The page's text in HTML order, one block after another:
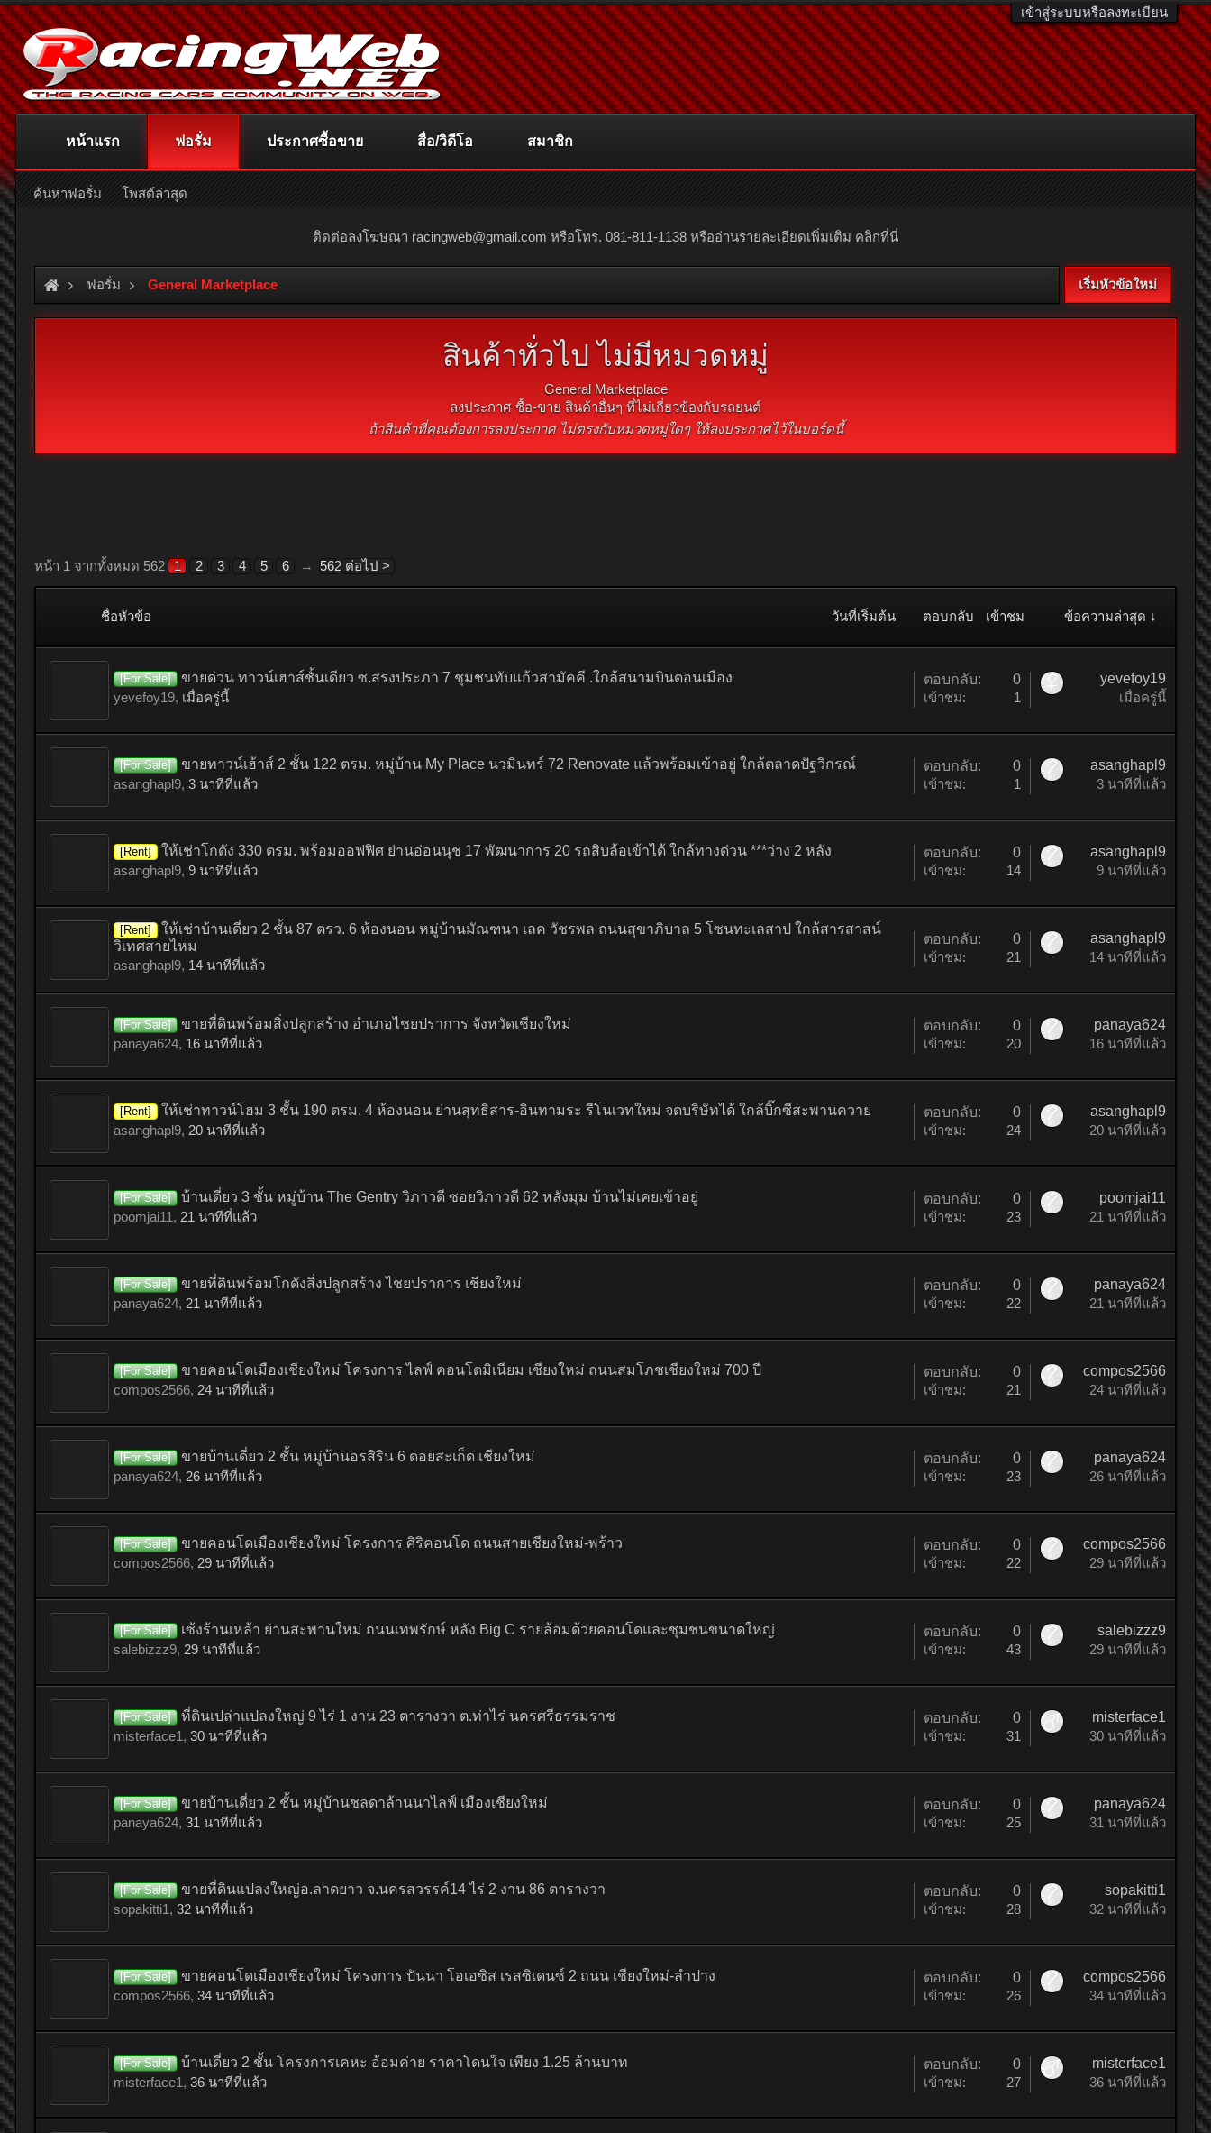
เข้าสู่ระบบหรือลงทะเบียน
ติดต่อลงโฆษณา racingweb@gmail.com หรือโทร. 081-811-1138 หรืออ่านรายละเอียดเพิ่มเติม คลิกที่นี่
เริ่มหัวข้อใหม่
ฟอรั่ม General Marketplace
สินค้าทั่วไป ไม่มีหมวดหมู่
General Marketplace
ลงประกาศ ซื้อ-ขาย สินค้าอื่นๆ ที่ไม่เกี่ยวข้องกับรถยนต์
ถ้าสินค้าที่คุณต้องการลงประกาศ ไม่ตรงกับหมวดหมู่ใดๆ ให้ลงประกาศไว้ในบอร์ดนี้
หน้า 1 จากทั้งหมด 562 1 2 3 4 5 6 → 562 ต่อไป >
ชื่อหัวข้อ วันที่เริ่มต้น ตอบกลับ เข้าชม ข้อความล่าสุด ↓
[For Sale]
ขายด่วน ทาวน์เฮาส์ชั้นเดียว ซ.สรงประภา 7 ชุมชนทับแก้วสามัคคี .ใกล้สนามบินดอนเมือง
yevefoy19, เมื่อครู่นี้
ตอบกลับ:
0
เข้าชม:
1
yevefoy19
เมื่อครู่นี้
[For Sale]
ขายทาวน์เฮ้าส์ 2 ชั้น 122 ตรม. หมู่บ้าน My Place นวมินทร์ 72 Renovate แล้วพร้อมเข้าอยู่ ใกล้ตลาดปัฐวิกรณ์
asanghapl9, 3 นาทีที่แล้ว
ตอบกลับ:
0
เข้าชม:
1
asanghapl9
3 นาทีที่แล้ว
[Rent]
ให้เช่าโกดัง 330 ตรม. พร้อมออฟฟิศ ย่านอ่อนนุช 17 พัฒนาการ 20 รถสิบล้อเข้าได้ ใกล้ทางด่วน ***ว่าง 2 หลัง
asanghapl9, 9 นาทีที่แล้ว
ตอบกลับ:
0
เข้าชม:
14
asanghapl9
9 นาทีที่แล้ว
[Rent]
ให้เช่าบ้านเดี่ยว 2 ชั้น 87 ตรว. 6 ห้องนอน หมู่บ้านมัณฑนา เลค วัชรพล ถนนสุขาภิบาล 5 โซนทะเลสาป ใกล้สารสาสน์
วิเทศสายไหม
asanghapl9, 14 นาทีที่แล้ว
ตอบกลับ:
0
เข้าชม:
21
asanghapl9
14 นาทีที่แล้ว
[For Sale]
ขายที่ดินพร้อมสิ่งปลูกสร้าง อำเภอไชยปราการ จังหวัดเชียงใหม่
panaya624, 16 นาทีที่แล้ว
ตอบกลับ:
0
เข้าชม:
20
panaya624
16 นาทีที่แล้ว
[Rent]
ให้เช่าทาวน์โฮม 3 ชั้น 190 ตรม. 4 ห้องนอน ย่านสุทธิสาร-อินทามระ รีโนเวทใหม่ จดบริษัทได้ ใกล้บิ๊กซีสะพานควาย
asanghapl9, 20 นาทีที่แล้ว
ตอบกลับ:
0
เข้าชม:
24
asanghapl9
20 นาทีที่แล้ว
[For Sale]
บ้านเดี่ยว 3 ชั้น หมู่บ้าน The Gentry วิภาวดี ซอยวิภาวดี 62 หลังมุม บ้านไม่เคยเข้าอยู่
poomjai11, 21 นาทีที่แล้ว
ตอบกลับ:
0
เข้าชม:
23
poomjai11
21 นาทีที่แล้ว
[For Sale]
ขายที่ดินพร้อมโกดังสิ่งปลูกสร้าง ไชยปราการ เชียงใหม่
panaya624, 21 นาทีที่แล้ว
ตอบกลับ:
0
เข้าชม:
22
panaya624
21 นาทีที่แล้ว
[For Sale]
ขายคอนโดเมืองเชียงใหม่ โครงการ ไลฟ์ คอนโดมิเนียม เชียงใหม่ ถนนสมโภชเชียงใหม่ 700 ปี
compos2566, 24 นาทีที่แล้ว
ตอบกลับ:
0
เข้าชม:
21
compos2566
24 นาทีที่แล้ว
[For Sale]
ขายบ้านเดี่ยว 2 ชั้น หมู่บ้านอรสิริน 6 ดอยสะเก็ด เชียงใหม่
panaya624, 26 นาทีที่แล้ว
ตอบกลับ:
0
เข้าชม:
23
panaya624
26 นาทีที่แล้ว
[For Sale]
ขายคอนโดเมืองเชียงใหม่ โครงการ ศิริคอนโด ถนนสายเชียงใหม่-พร้าว
compos2566, 29 นาทีที่แล้ว
ตอบกลับ:
0
เข้าชม:
22
compos2566
29 นาทีที่แล้ว
[For Sale]
เซ้งร้านเหล้า ย่านสะพานใหม่ ถนนเทพรักษ์ หลัง Big C รายล้อมด้วยคอนโดและชุมชนขนาดใหญ่
salebizzz9, 29 นาทีที่แล้ว
ตอบกลับ:
0
เข้าชม:
43
salebizzz9
29 นาทีที่แล้ว
[For Sale]
ที่ดินเปล่าแปลงใหญ่ 9 ไร่ 1 งาน 23 ตารางวา ต.ท่าไร่ นครศรีธรรมราช
misterface1, 30 นาทีที่แล้ว
ตอบกลับ:
0
เข้าชม:
31
misterface1
30 นาทีที่แล้ว
[For Sale]
ขายบ้านเดี่ยว 2 ชั้น หมู่บ้านชลดาล้านนาไลฟ์ เมืองเชียงใหม่
panaya624, 31 นาทีที่แล้ว
ตอบกลับ:
0
เข้าชม:
25
panaya624
31 นาทีที่แล้ว
[For Sale]
ขายที่ดินแปลงใหญ่อ.ลาดยาว จ.นครสวรรค์14 ไร่ 2 งาน 86 ตารางวา
sopakitti1, 32 นาทีที่แล้ว
ตอบกลับ:
0
เข้าชม:
28
sopakitti1
32 นาทีที่แล้ว
[For Sale]
ขายคอนโดเมืองเชียงใหม่ โครงการ ปันนา โอเอซิส เรสซิเดนซ์ 2 ถนน เชียงใหม่-ลำปาง
compos2566, 34 นาทีที่แล้ว
ตอบกลับ:
0
เข้าชม:
26
compos2566
34 นาทีที่แล้ว
[For Sale]
บ้านเดี่ยว 2 ชั้น โครงการเคหะ อ้อมค่าย ราคาโดนใจ เพียง 1.25 ล้านบาท
misterface1, 36 นาทีที่แล้ว
ตอบกลับ:
0
เข้าชม:
27
misterface1
36 นาทีที่แล้ว
หน้าแรก ฟอรั่ม
ค้นหาฟอรั่ม โพสต์ล่าสุด
ประกาศซื้อขาย สื่อ/วิดีโอ สมาชิก